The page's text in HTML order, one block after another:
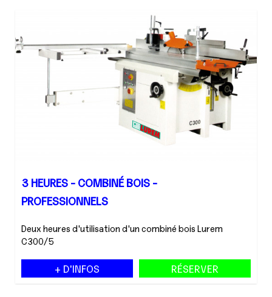
3 HEURES - COMBINÉ BOIS -
PROFESSIONNELS
Deux heures d'utilisation d'un combiné bois Lurem
C300/5
RÉSERVER
+ D'INFOS